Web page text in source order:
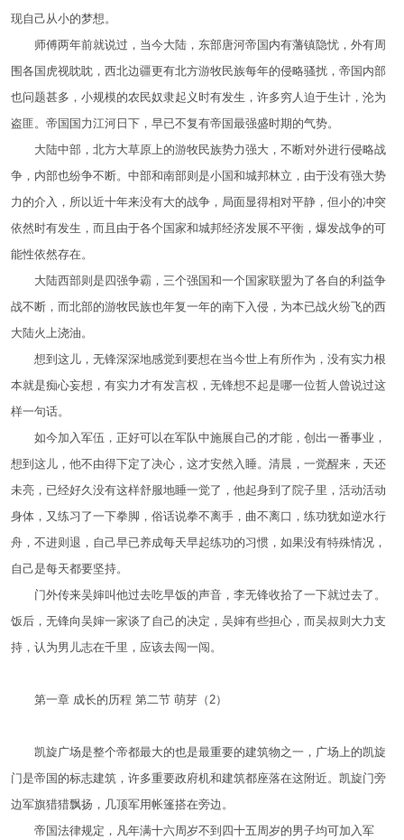
现自己从小的梦想。
师傅两年前就说过，当今大陆，东部唐河帝国内有藩镇隐忧，外有周
围各国虎视眈眈，西北边疆更有北方游牧民族每年的侵略骚扰，帝国内部
也问题甚多，小规模的农民奴隶起义时有发生，许多穷人迫于生计，沦为
盗匪。帝国国力江河日下，早已不复有帝国最强盛时期的气势。
大陆中部，北方大草原上的游牧民族势力强大，不断对外进行侵略战
争，内部也纷争不断。中部和南部则是小国和城邦林立，由于没有强大势
力的介入，所以近十年来没有大的战争，局面显得相对平静，但小的冲突
依然时有发生，而且由于各个国家和城邦经济发展不平衡，爆发战争的可
能性依然存在。
大陆西部则是四强争霸，三个强国和一个国家联盟为了各自的利益争
战不断，而北部的游牧民族也年复一年的南下入侵，为本已战火纷飞的西
大陆火上浇油。
想到这儿，无锋深深地感觉到要想在当今世上有所作为，没有实力根
本就是痴心妄想，有实力才有发言权，无锋想不起是哪一位哲人曾说过这
样一句话。
如今加入军伍，正好可以在军队中施展自己的才能，创出一番事业，
想到这儿，他不由得下定了决心，这才安然入睡。清晨，一觉醒来，天还
未亮，已经好久没有这样舒服地睡一觉了，他起身到了院子里，活动活动
身体，又练习了一下拳脚，俗话说拳不离手，曲不离口，练功犹如逆水行
舟，不进则退，自己早已养成每天早起练功的习惯，如果没有特殊情况，
自己是每天都要坚持。
门外传来吴婶叫他过去吃早饭的声音，李无锋收拾了一下就过去了。
饭后，无锋向吴婶一家谈了自己的决定，吴婶有些担心，而吴叔则大力支
持，认为男儿志在千里，应该去闯一闯。
第一章 成长的历程 第二节 萌芽（2）
凯旋广场是整个帝都最大的也是最重要的建筑物之一，广场上的凯旋
门是帝国的标志建筑，许多重要政府机和建筑都座落在这附近。凯旋门旁
边军旗猎猎飘扬，几顶军用帐篷搭在旁边。
帝国法律规定，凡年满十六周岁不到四十五周岁的男子均可加入军